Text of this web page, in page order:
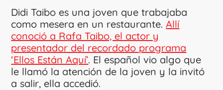
Didi Taibo es una joven que trabajaba
como mesera en un restaurante.Allí
conoció a Rafa Taibo, el actor y
presentador del recordado programa
‘Ellos Están Aquí’. El español vio algo que
le llamó la atención de la joven y la invitó
a salir, ella accedió.